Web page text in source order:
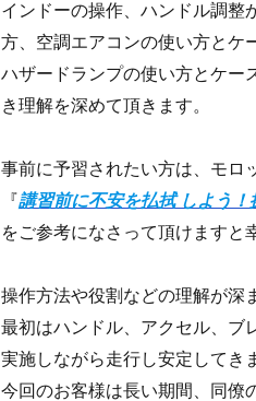
インドーの操作、ハンドル調整
方、空調エアコンの使い方とケ
ハザードランプの使い方とケー
き理解を深めて頂きます。
事前に予習されたい方は、モロ
『講習前に不安を払拭 しよう
をご参考になさって頂けますと
操作方法や役割などの理解が深
最初はハンドル、アクセル、ブ
実施しながら走行し安定してき
今回のお客様は長い期間、同僚